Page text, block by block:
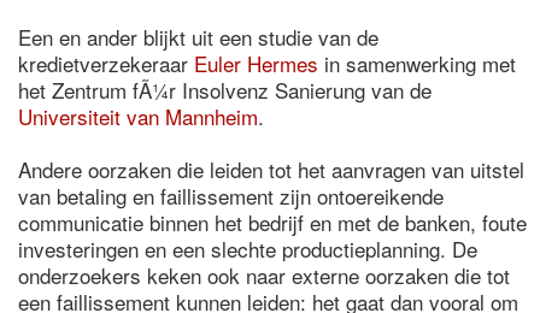
Een en ander blijkt uit een studie van de
kredietverzekeraar Euler Hermes in samenwerking met
het Zentrum fÃ¼r Insolvenz Sanierung van de
Universiteit van Mannheim.
Andere oorzaken die leiden tot het aanvragen van uitstel
van betaling en faillissement zijn ontoereikende
communicatie binnen het bedrijf en met de banken, foute
investeringen en een slechte productieplanning. De
onderzoekers keken ook naar externe oorzaken die tot
een faillissement kunnen leiden: het gaat dan vooral om